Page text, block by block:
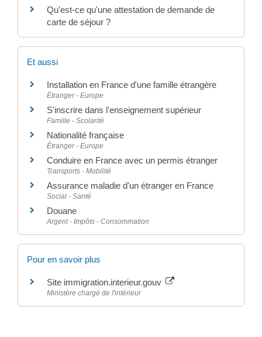
Qu'est-ce qu'une attestation de demande de
carte de séjour ?
Et aussi
Installation en France d'une famille étrangère
Étranger - Europe
S'inscrire dans l'enseignement supérieur
Famille - Scolarité
Nationalité française
Étranger - Europe
Conduire en France avec un permis étranger
Transports - Mobilité
Assurance maladie d'un étranger en France
Social - Santé
Douane
Argent - Impôts - Consommation
Pour en savoir plus
Site immigration.interieur.gouv
Ministère chargé de l'intérieur